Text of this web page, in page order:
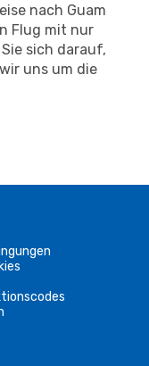
nach Guam
Flug mit nur
sich darauf,
uns um die